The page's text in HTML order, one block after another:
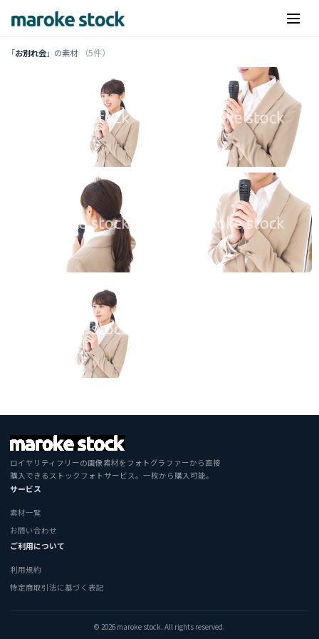
「お別れ会」の素材 （5件）
ロイヤリティフリーの画像素材をフォトグラファーから直接
購入できるストックフォトサービス。一枚から購入可能。
サービス
素材一覧
お問い合わせ
ご利用について
利用規約
特定商取引法に基づく表記
© 2026 maroke stock. All rights reserved.